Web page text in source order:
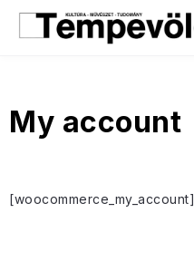
My account
[woocommerce_my_account]